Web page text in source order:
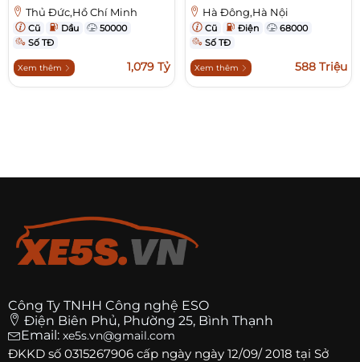
Thủ Đức,Hồ Chí Minh
Cũ Dầu
50000
Số TĐ
Xem thêm 1,079 Tỷ
Hà Đông,Hà Nội
Cũ Điện
68000
Số TĐ
Xem thêm 588 Triệu
Công Ty TNHH Công nghệ ESO
Điện Biên Phủ, Phường 25, Bình Thạnh
Email: xe5s.vn@gmail.com
ĐKKD số 0315267906 cấp ngày ngày 12/09/ 2018 tại Sở